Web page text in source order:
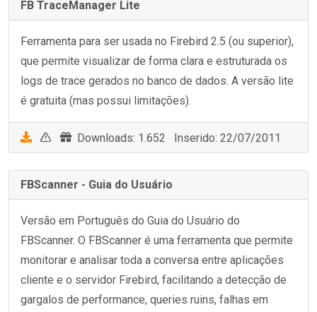
FB TraceManager Lite
Ferramenta para ser usada no Firebird 2.5 (ou superior),
que permite visualizar de forma clara e estruturada os
logs de trace gerados no banco de dados. A versão lite
é gratuita (mas possui limitações).
Downloads: 1.652 Inserido: 22/07/2011
FBScanner - Guia do Usuário
Versão em Português do Guia do Usuário do
FBScanner. O FBScanner é uma ferramenta que permite
monitorar e analisar toda a conversa entre aplicações
cliente e o servidor Firebird, facilitando a detecção de
gargalos de performance, queries ruins, falhas em